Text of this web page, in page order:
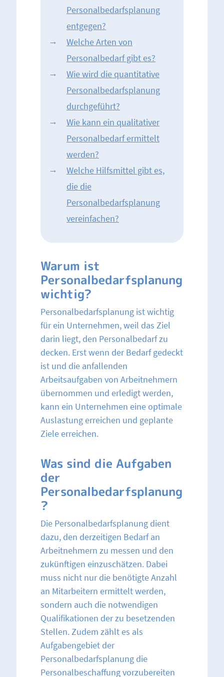
Personalbedarfsplanung
entgegen?
Welche Arten von
Personalbedarf gibt es?
Wie wird die quantitative
Personalbedarfsplanung
durchgeführt?
Wie kann ein qualitativer
Personalbedarf ermittelt
werden?
Welche Hilfsmittel gibt es,
die die
Personalbedarfsplanung
vereinfachen?
Warum ist
Personalbedarfsplanung
wichtig?
Personalbedarfsplanung ist wichtig
für ein Unternehmen, weil das Ziel
darin liegt, den Personalbedarf zu
decken. Erst wenn der Bedarf gedeckt
ist und die anfallenden
Arbeitsaufgaben von Arbeitnehmern
übernommen und erledigt werden,
kann ein Unternehmen eine optimale
Auslastung erreichen und geplante
Ziele erreichen.
Was sind die Aufgaben
der
Personalbedarfsplanung
?
Die Personalbedarfsplanung dient
dazu, den derzeitigen Bedarf an
Arbeitnehmern zu messen und den
zukünftigen einzuschätzen. Dabei
muss nicht nur die benötigte Anzahl
an Mitarbeitern ermittelt werden,
sondern auch die notwendigen
Qualifikationen der zu besetzenden
Stellen. Zudem zählt es als
Aufgabengebiet der
Personalbedarfsplanung die
Personalbeschaffung vorzubereiten